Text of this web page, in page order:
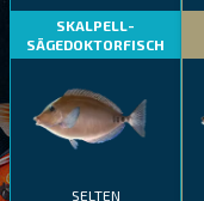
SKALPELL-
SÄGEDOKTORFISCH
SELTEN